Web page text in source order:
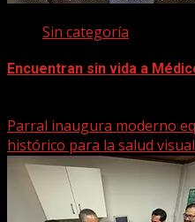
Sin categoría
Encuentran sin vida a
Parral inaugura moderno
histórico para la salud